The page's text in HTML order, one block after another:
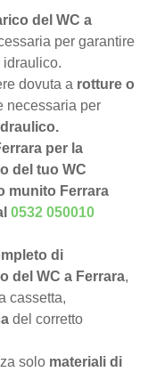
del WC a
per garantire
idraulico.
dovuta a rotture o
necessaria per
per la
del tuo WC
munito Ferrara
0532 050010
di
del WC a Ferrara,
cassetta,
del corretto
solo materiali di